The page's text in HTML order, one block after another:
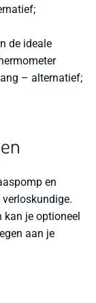
de ideale
– alternatief;
en
kan je optioneel
aan je